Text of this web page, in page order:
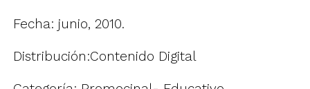
Fecha: junio, 2010.
Distribución:Contenido Digital